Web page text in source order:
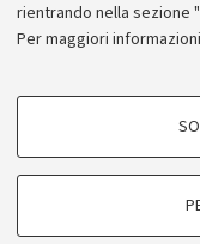
rientrando nella sezione
Per maggiori informazioni
COOKIE DI
© Copyright 2026 -